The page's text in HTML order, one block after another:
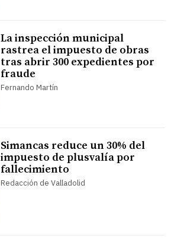
La inspección municipal
rastrea el impuesto de obras
tras abrir 300 expedientes por
fraude
Fernando Martín
Simancas reduce un 30% del
impuesto de plusvalía por
fallecimiento
Redacción de Valladolid